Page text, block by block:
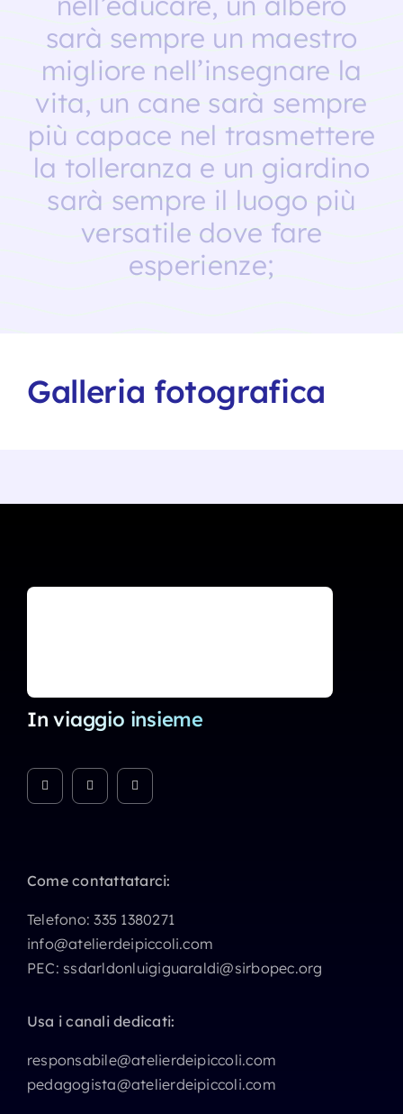
sarà sempre un maestro
migliore nell’insegnare la
vita, un cane sarà sempre
più capace nel trasmettere
la tolleranza e un giardino
sarà sempre il luogo più
versatile dove fare
esperienze;
Galleria fotografica
In viaggio insieme
Come contattatarci:
Telefono:335 1380271
info@atelierdeipiccoli.com
PEC: ssdarldonluigiguaraldi@sirbopec.org
Usa i canali dedicati:
responsabile@atelierdeipiccoli.com
pedagogista@atelierdeipiccoli.com